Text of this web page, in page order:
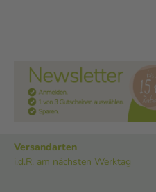
Versandarten
i.d.R. am nächsten Werktag